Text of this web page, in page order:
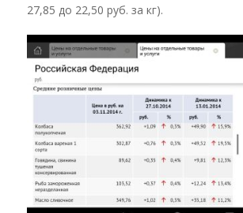
27,85 до 22,50 руб. за кг).